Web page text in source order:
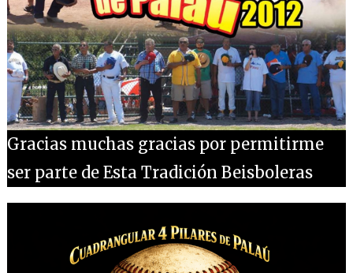
Gracias muchas gracias por permitirme
ser parte de Esta Tradición Beisboleras